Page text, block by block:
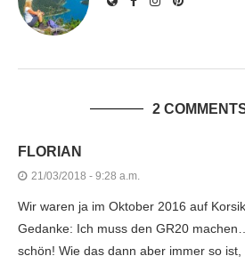
2
FLORIAN
21/03/2018 - 9:28 a.m.
Wir waren ja im Oktober 2016 auf
Gedanke: Ich muss den GR20
schön! Wie das dann aber immer so